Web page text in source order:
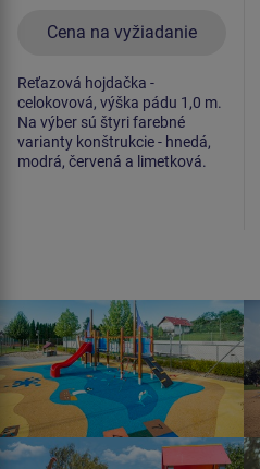
Cena na vyžiadanie
Reťazová hojdačka -
celokovová, výška pádu 1,0 m.
Na výber sú štyri farebné
varianty konštrukcie - hnedá,
modrá, červená a limetková.